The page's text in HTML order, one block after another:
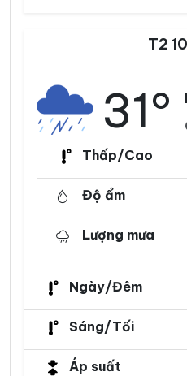
T2
31°
Thấp/Cao
Độ ẩm
Lượng mưa
Ngày/Đêm
Sáng/Tối
Áp suất